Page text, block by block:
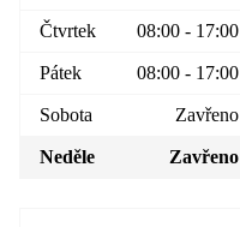
Čtvrtek 08:00 - 17:00
Pátek 08:00 - 17:00
Sobota Zavřeno
Neděle Zavřeno